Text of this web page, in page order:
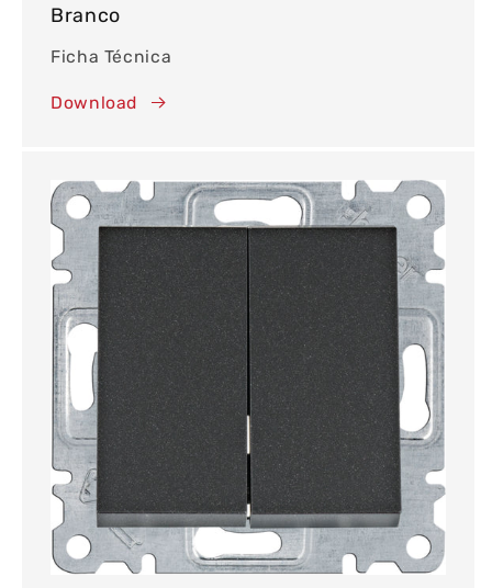
Branco
Ficha Técnica
Download